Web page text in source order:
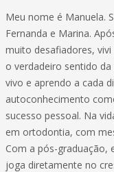
Meu nome é Manuela.
Fernanda e Marina.
muito desafiadores,
o verdadeiro sentido
vivo e aprendo a cada
autoconhecimento
sucesso pessoal. Na
em ortodontia, com
Com a pós-graduação,
joga diretamente no